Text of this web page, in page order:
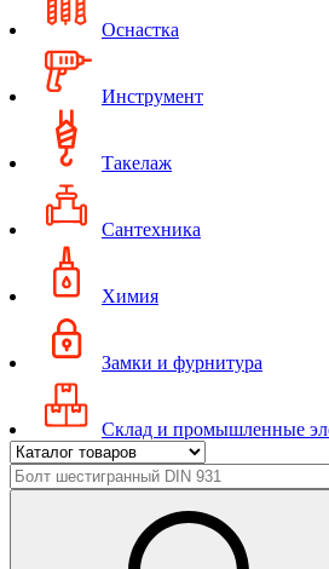
Оснастка
Инструмент
Такелаж
Сантехника
Химия
Замки и фурнитура
Склад и промышленные